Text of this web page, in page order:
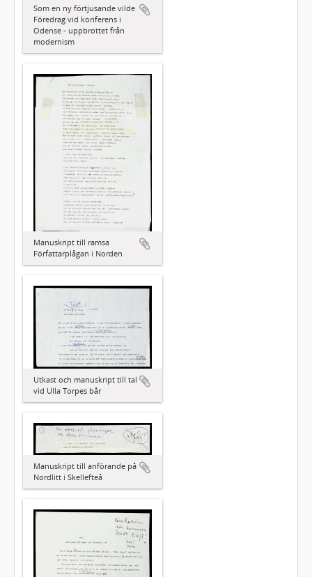
Som en ny förtjusande vilde
Föredrag vid konferens i
Odense - uppbrottet från
modernism
Manuskript till ramsa
Författarplågan i Norden
Utkast och manuskript till tal
vid Ulla Torpes bår
Manuskript till anförande på
Nordlitt i Skellefteå